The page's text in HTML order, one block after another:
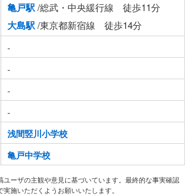
亀戸駅/総武・中央緩行線 徒歩11分
大島駅/東京都新宿線 徒歩14分
-
-
-
-
浅間竪川小学校
亀戸中学校
ユーザの主観や意見に基づいています。最終的な事実確認
施いただくようお願いいたします。